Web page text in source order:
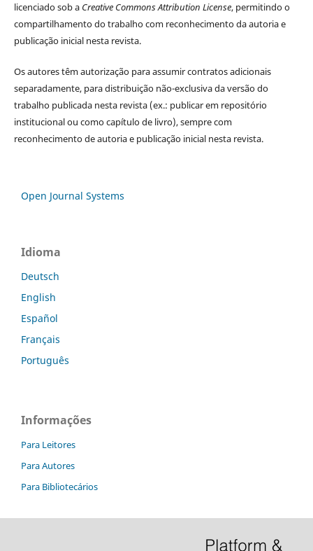
licenciado sob a Creative Commons Attribution License, permitindo o
compartilhamento do trabalho com reconhecimento da autoria e
publicação inicial nesta revista.
Os autores têm autorização para assumir contratos adicionais
separadamente, para distribuição não-exclusiva da versão do
trabalho publicada nesta revista (ex.: publicar em repositório
institucional ou como capítulo de livro), sempre com
reconhecimento de autoria e publicação inicial nesta revista.
Open Journal Systems
Idioma
Deutsch
English
Español
Français
Português
Informações
Para Leitores
Para Autores
Para Bibliotecários